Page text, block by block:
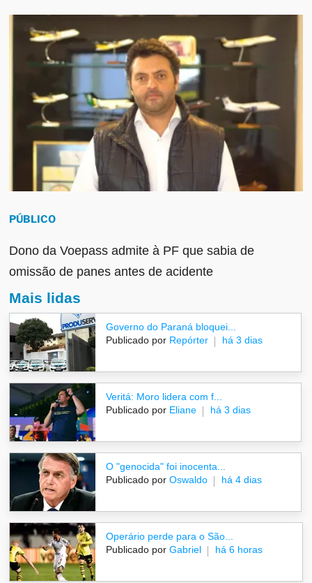
PÚBLICO
Dono da Voepass admite à PF que sabia de
omissão de panes antes de acidente
Mais lidas
Governo do Paraná bloquei...
Publicado por Repórter há 3 dias
Veritá: Moro lidera com f...
Publicado por Eliane há 3 dias
O "genocida" foi inocenta...
Publicado por Oswaldo há 4 dias
Operário perde para o São...
Publicado por Gabriel há 6 horas